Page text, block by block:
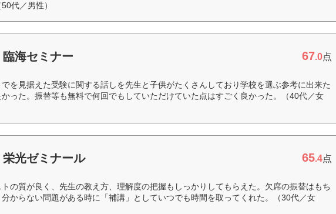
代／男性）
臨海セミナー 67.0点
でを見据えた受験に関する話しを先生と子供がたくさんしており学校を選ぶ参考に出来た
った。振替等も無料で何回でもしていただけていた点はすごく良かった。（40代／女
栄光ゼミナール 65.4点
トの質が良く、先生の教え方、理解度の把握もしっかりしてもらえた。欠席の振替はもち
分からない問題がある時に「補講」としていつでも時間を取ってくれた。（30代／女